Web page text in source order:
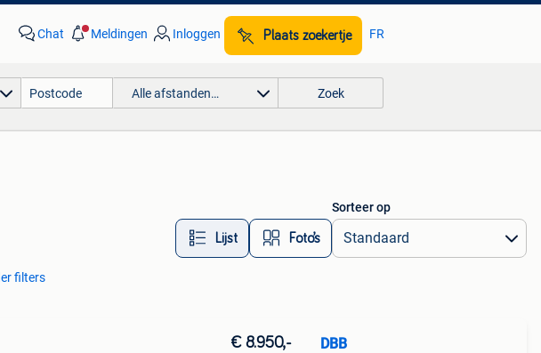
Chat Meldingen Inloggen Plaats zoekertje FR
Alle afstanden… Zoek
Lijst Foto’s
Sorteer op
filters
€ 8.950,- DBB